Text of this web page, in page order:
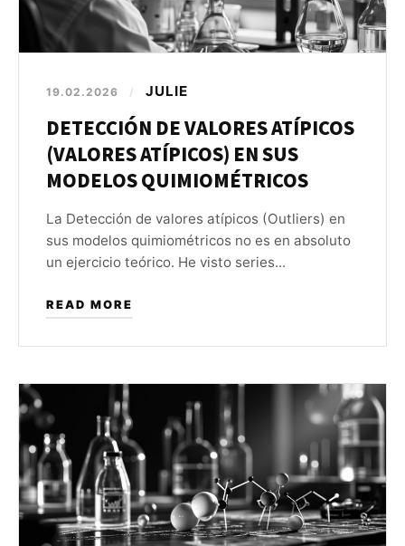
19.02.2026 / JULIE
DETECCIÓN DE VALORES ATÍPICOS
(VALORES ATÍPICOS) EN SUS
MODELOS QUIMIOMÉTRICOS
La Detección de valores atípicos (Outliers) en
sus modelos quimiométricos no es en absoluto
un ejercicio teórico. He visto series...
READ MORE